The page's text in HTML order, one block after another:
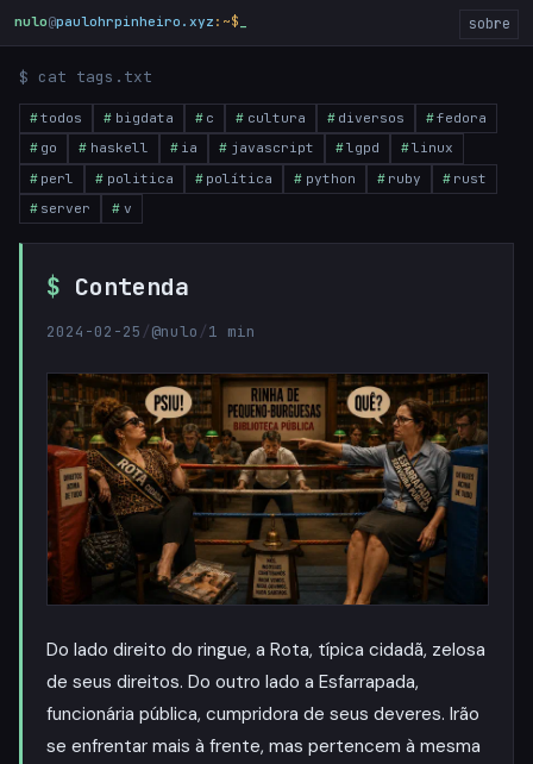
nulo@paulohrpinheiro.xyz :~$ sobre
$ cat tags.txt
todos bigdata c cultura diversos
fedora
go
haskell ia javascript lgpd
linux
perl
politica política python ruby
rust
server
v
Contenda
2024-02-25 /@nulo /1 min
Do lado direito do ringue, a Rota, típica cidadã, zelosa
de seus direitos. Do outro lado a Esfarrapada,
funcionária pública, cumpridora de seus deveres. Irão
se enfrentar mais à frente, mas pertencem à mesma